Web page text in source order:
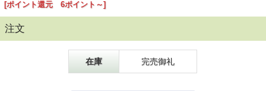
[ポイント還元 6ポイント～]
注文
在庫 完売御礼